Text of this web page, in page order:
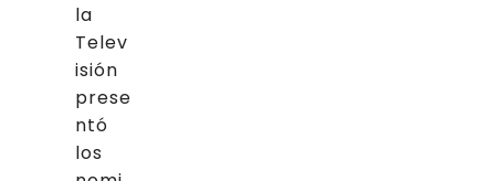
la
Telev
isión
prese
ntó
los